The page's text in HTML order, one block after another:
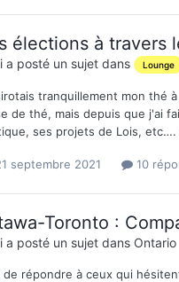
élections à travers
a posté un sujet dans Lounge
tranquillement mon thé
de thé, mais depuis que j'ai
ses projets de Lois,
septembre 2021 10
Toronto :
a posté un sujet dans Ontario
de répondre à ceux qui